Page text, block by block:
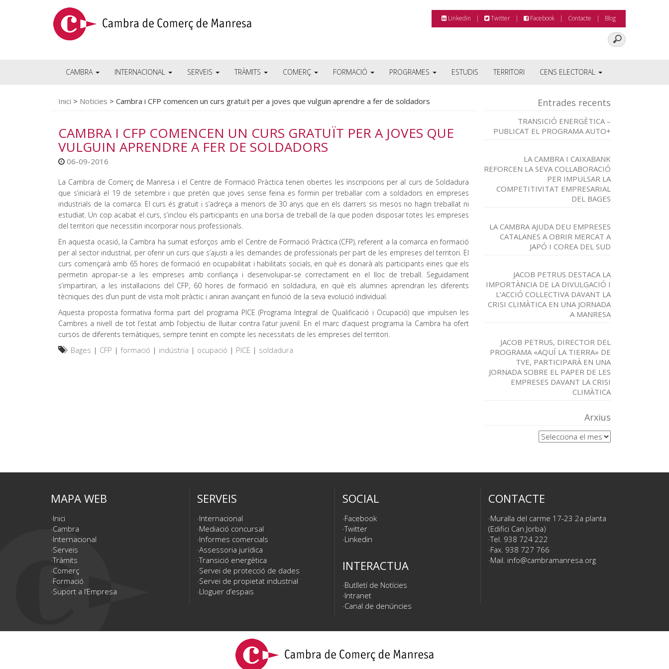
Linkedin Twitter Facebook Contacte Blog
CAMBRA INTERNACIONAL SERVEIS TRÀMITS COMERÇ FORMACIÓ PROGRAMES ESTUDIS TERRITORI CENS ELECTORAL
Inici > Noticies > Cambra i CFP comencen un curs gratuït per a joves que vulguin aprendre a fer de soldadors
CAMBRA I CFP COMENCEN UN CURS GRATUÏT PER A JOVES QUE
VULGUIN APRENDRE A FER DE SOLDADORS
06-09-2016
La Cambra de Comerç de Manresa i el Centre de Formació Pràctica tenen obertes les inscripcions per al curs de Soldadura
que s’iniciarà el 19 de setembre i que pretén que joves sense feina es formin per treballar com a soldadors en empreses
industrials de la comarca. El curs és gratuït i s’adreça a menors de 30 anys que en els darrers sis mesos no hagin treballat ni
estudiat. Un cop acabat el curs, s’inclou els participants en una borsa de treball de la que poden disposar totes les empreses
del territori que necessitin incorporar nous professionals.
En aquesta ocasió, la Cambra ha sumat esforços amb el Centre de Formació Pràctica (CFP), referent a la comarca en formació
per al sector industrial, per oferir un curs que s’ajusti a les demandes de professionals per part de les empreses del territori. El
curs començarà amb 65 hores de formació en ocupabilitat i habilitats socials, en què es donarà als participants eines que els
permetin apropar-se a les empreses amb confiança i desenvolupar-se correctament en el lloc de treball. Seguidament
s’impartiran, a les instal·lacions del CFP, 60 hores de formació en soldadura, en què els alumnes aprendran les diferents
tècniques des d’un punt de vista molt pràctic i aniran avançant en funció de la seva evolució individual.
Aquesta proposta formativa forma part del programa PICE (Programa Integral de Qualificació i Ocupació) que impulsen les
Cambres a nivell de tot l’estat amb l’objectiu de lluitar contra l’atur juvenil. En el marc d’aquest programa la Cambra ha ofert
cursos de diferents temàtiques, sempre tenint en compte les necessitats de les empreses del territori.
Bages | CFP | formació | indústria | ocupació | PICE | soldadura
Entrades recents
TRANSICIÓ ENERGÈTICA –
PUBLICAT EL PROGRAMA AUTO+
LA CAMBRA I CAIXABANK
REFORCEN LA SEVA COL·LABORACIÓ
PER IMPULSAR LA
COMPETITIVITAT EMPRESARIAL
DEL BAGES
LA CAMBRA AJUDA DEU EMPRESES
CATALANES A OBRIR MERCAT A
JAPÓ I COREA DEL SUD
JACOB PETRUS DESTACA LA
IMPORTÀNCIA DE LA DIVULGACIÓ I
L’ACCIÓ COL·LECTIVA DAVANT LA
CRISI CLIMÀTICA EN UNA JORNADA
A MANRESA
JACOB PETRUS, DIRECTOR DEL
PROGRAMA «AQUÍ LA TIERRA» DE
TVE, PARTICIPARÀ EN UNA
JORNADA SOBRE EL PAPER DE LES
EMPRESES DAVANT LA CRISI
CLIMÀTICA
Arxius
Arxius
MAPA WEB
Inici
Cambra
Internacional
Serveis
Tràmits
Comerç
Formació
Suport a l’Empresa
SERVEIS
Internacional
Mediació concursal
Informes comercials
Assessoria jurídica
Transició energètica
Servei de protecció de dades
Servei de propietat industrial
Lloguer d’espais
SOCIAL
Facebook
Twitter
Linkedin
INTERACTUA
Butlletí de Notícies
Intranet
Canal de denúncies
CONTACTE
Muralla del carme 17-23 2a planta
(Edifici Can Jorba)
Tel. 938 724 222
Fax. 938 727 766
Mail. info@cambramanresa.org